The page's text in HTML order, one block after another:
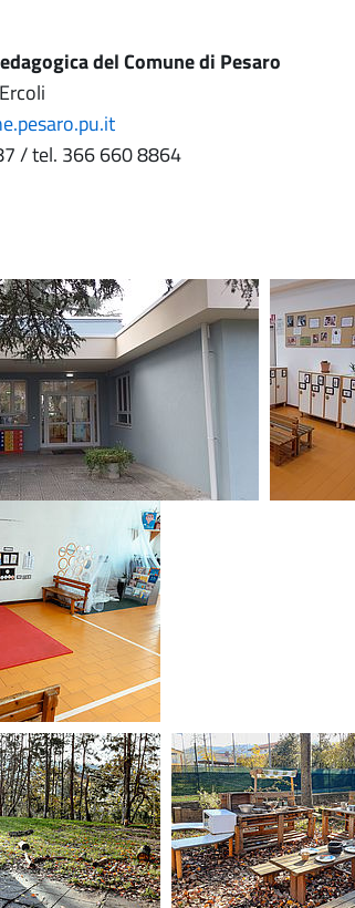
del Comune di Pesaro
/ tel. 366 660 8864